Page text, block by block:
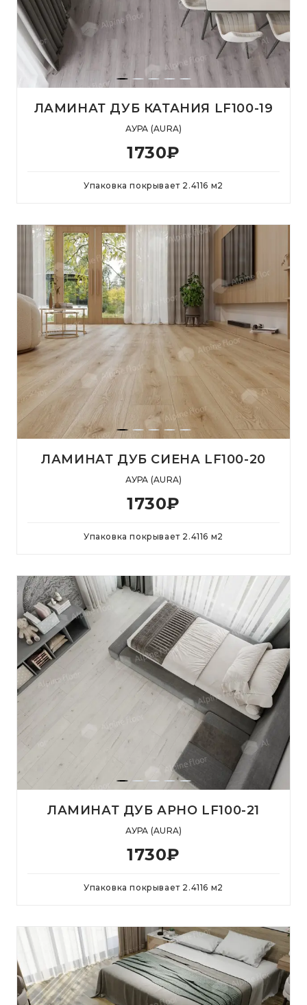
ЛАМИНАТ ДУБ КАТАНИЯ LF100-19
АУРА (AURA)
1730₽
Упаковка покрывает 2.4116 м2
ЛАМИНАТ ДУБ СИЕНА LF100-20
АУРА (AURA)
1730₽
Упаковка покрывает 2.4116 м2
ЛАМИНАТ ДУБ АРНО LF100-21
АУРА (AURA)
1730₽
Упаковка покрывает 2.4116 м2